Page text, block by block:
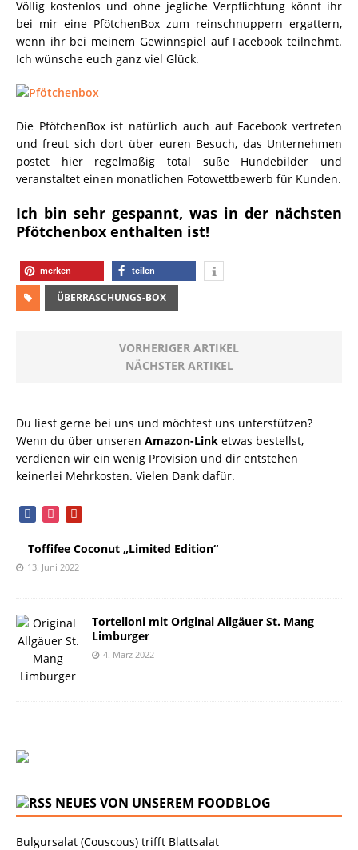
Völlig kostenlos und ohne jegliche Verpflichtung könnt ihr
bei mir eine PfötchenBox zum reinschnuppern ergattern,
wenn ihr bei meinem Gewinnspiel auf Facebook teilnehmt.
Ich wünsche euch ganz viel Glück.
Die PfötchenBox ist natürlich auch auf Facebook vertreten
und freut sich dort über euren Besuch, das Unternehmen
postet hier regelmäßig total süße Hundebilder und
veranstaltet einen monatlichen Fotowettbewerb für Kunden.
Ich bin sehr gespannt, was in der nächsten
Pfötchenbox enthalten ist!
merken teilen
ÜBERRASCHUNGS-BOX
VORHERIGER ARTIKEL
NÄCHSTER ARTIKEL
Du liest gerne bei uns und möchtest uns unterstützen?
Wenn du über unseren Amazon-Link etwas bestellst,
verdienen wir ein wenig Provision und dir entstehen
keinerlei Mehrkosten. Vielen Dank dafür.
facebookinstagram
pinterest
Toffifee Coconut „Limited Edition“
13. Juni 2022
Tortelloni mit Original Allgäuer St. Mang
Limburger
4. März 2022
NEUES VON UNSEREM FOODBLOG
Bulgursalat (Couscous) trifft Blattsalat